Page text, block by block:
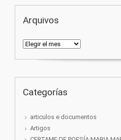
Arquivos
Arquivos
Categorías
articulos e documentos
Artigos